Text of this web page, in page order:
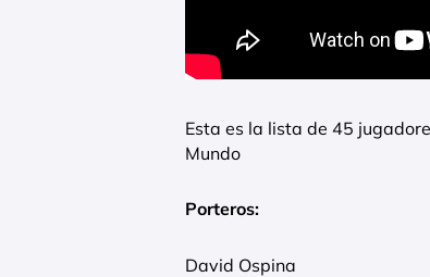
Esta es la lista de 45
Mundo
Porteros:
David Ospina